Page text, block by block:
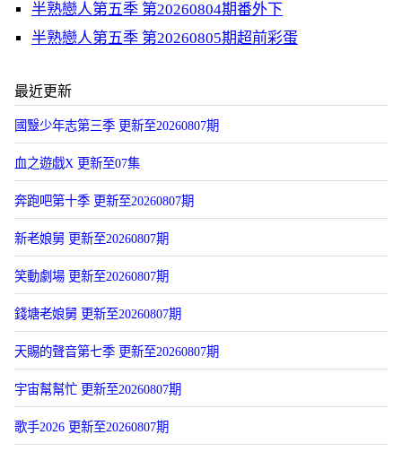
半熟戀人第五季 第20260804期番外下
半熟戀人第五季 第20260805期超前彩蛋
最近更新
國毉少年志第三季 更新至20260807期
血之遊戯X 更新至07集
奔跑吧第十季 更新至20260807期
新老娘舅 更新至20260807期
笑動劇場 更新至20260807期
錢塘老娘舅 更新至20260807期
天賜的聲音第七季 更新至20260807期
宇宙幫幫忙 更新至20260807期
歌手2026 更新至20260807期